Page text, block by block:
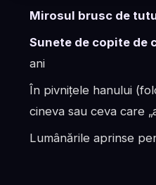
Mirosul brusc de
Sunete de copite de
ani
În pivnițele hanului
cineva sau ceva care
Lumânările aprinse